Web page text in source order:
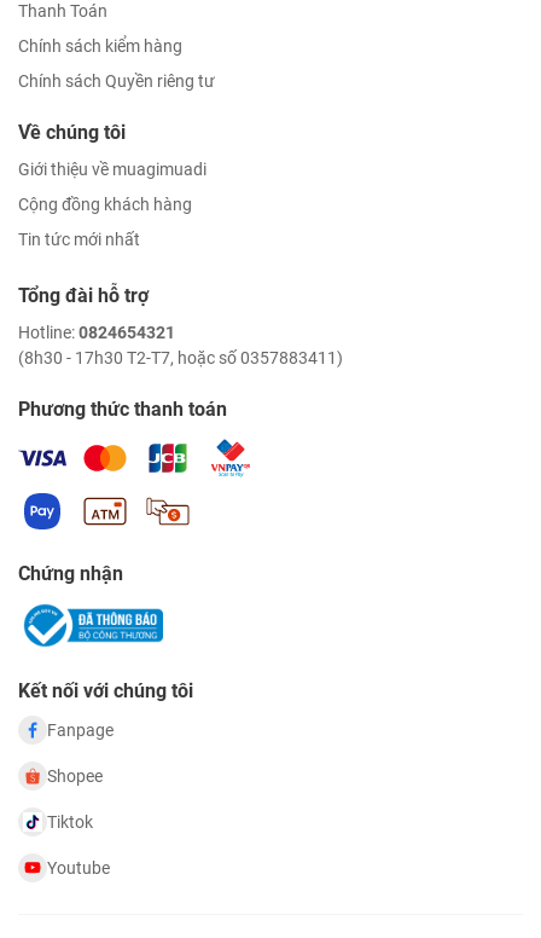
Thanh Toán
Chính sách kiểm hàng
Chính sách Quyền riêng tư
Về chúng tôi
Giới thiệu về muagimuadi
Cộng đồng khách hàng
Tin tức mới nhất
Tổng đài hỗ trợ
Hotline:0824654321
(8h30 - 17h30 T2-T7, hoặc số 0357883411)
Phương thức thanh toán
Chứng nhận
Kết nối với chúng tôi
Fanpage
Shopee
Tiktok
Youtube